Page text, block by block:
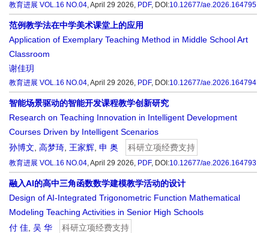
教育进展 VOL.16 NO.04, April 29 2026, PDF, DOI:10.12677/ae.2026.164795
范例教学法在中学美术课堂上的应用
Application of Exemplary Teaching Method in Middle School Art
Classroom
谢佳玥
教育进展 VOL.16 NO.04, April 29 2026, PDF, DOI:10.12677/ae.2026.164794
智能场景驱动的智能开发课程教学创新研究
Research on Teaching Innovation in Intelligent Development
Courses Driven by Intelligent Scenarios
孙博文 高梦琦 王家辉 申 奥 科研立项经费支持
教育进展 VOL.16 NO.04, April 29 2026, PDF, DOI:10.12677/ae.2026.164793
融入AI的高中三角函数数学建模教学活动的设计
Design of AI-Integrated Trigonometric Function Mathematical
Modeling Teaching Activities in Senior High Schools
付 佳 吴 华 科研立项经费支持